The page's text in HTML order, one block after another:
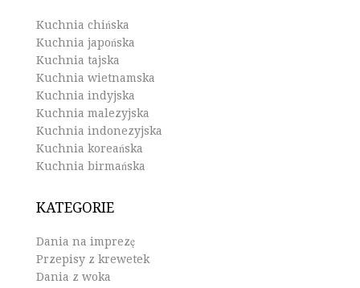
Kuchnia chińska
Kuchnia japońska
Kuchnia tajska
Kuchnia wietnamska
Kuchnia indyjska
Kuchnia malezyjska
Kuchnia indonezyjska
Kuchnia koreańska
Kuchnia birmańska
KATEGORIE
Dania na imprezę
Przepisy z krewetek
Dania z woka